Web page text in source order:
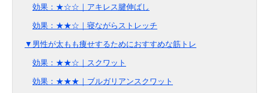
効果：★☆☆｜アキレス腱伸ばし
効果：★★☆｜寝ながらストレッチ
▼男性が太もも痩せするためにおすすめな筋トレ
効果：★★☆｜スクワット
効果：★★★｜ブルガリアンスクワット